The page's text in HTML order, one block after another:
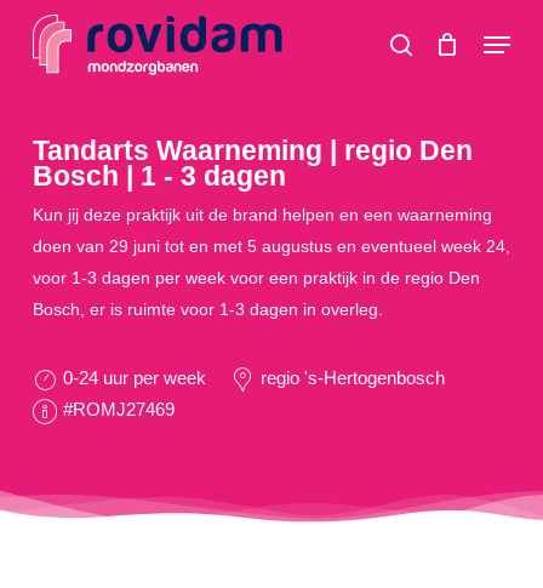
search
Menu
Tandarts Waarneming | regio Den
Bosch | 1 - 3 dagen
Kun jij deze praktijk uit de brand helpen en een waarneming
doen van 29 juni tot en met 5 augustus en eventueel week 24,
voor 1-3 dagen per week voor een praktijk in de regio Den
Bosch, er is ruimte voor 1-3 dagen in overleg.
0-24 uur per week
regio 's-Hertogenbosch
#ROMJ27469